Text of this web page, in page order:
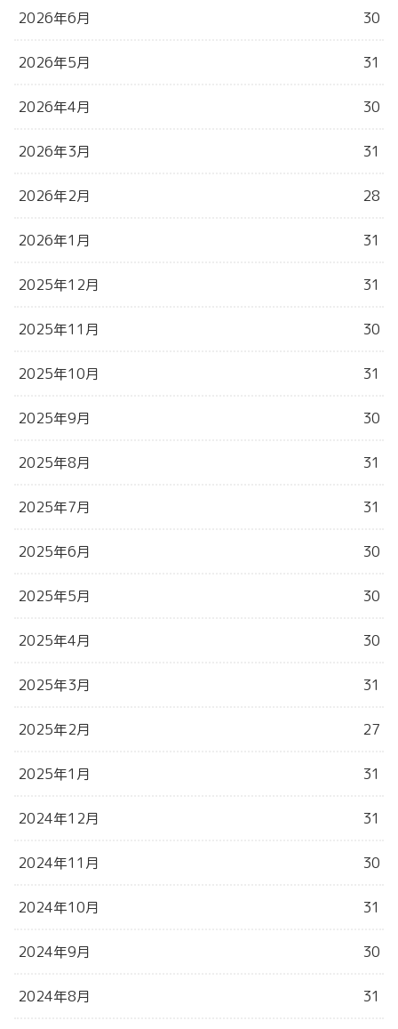
2026年6月 30
2026年5月 31
2026年4月 30
2026年3月 31
2026年2月 28
2026年1月 31
2025年12月 31
2025年11月 30
2025年10月 31
2025年9月 30
2025年8月 31
2025年7月 31
2025年6月 30
2025年5月 30
2025年4月 30
2025年3月 31
2025年2月 27
2025年1月 31
2024年12月 31
2024年11月 30
2024年10月 31
2024年9月 30
2024年8月 31